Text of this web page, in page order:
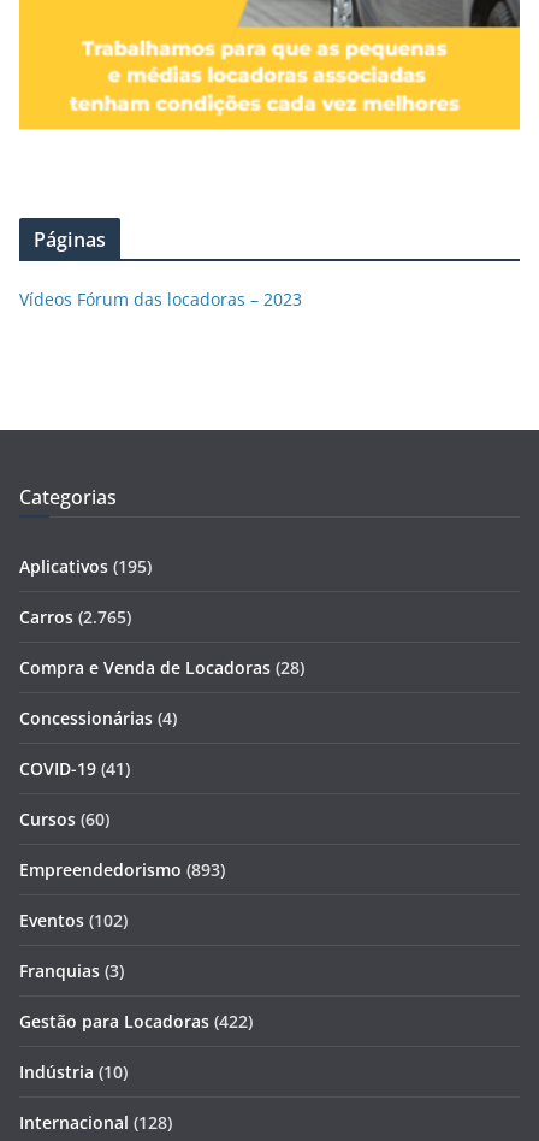
Páginas
Vídeos Fórum das locadoras – 2023
Categorias
Aplicativos (195)
Carros (2.765)
Compra e Venda de Locadoras (28)
Concessionárias (4)
COVID-19 (41)
Cursos (60)
Empreendedorismo (893)
Eventos (102)
Franquias (3)
Gestão para Locadoras (422)
Indústria (10)
Internacional (128)